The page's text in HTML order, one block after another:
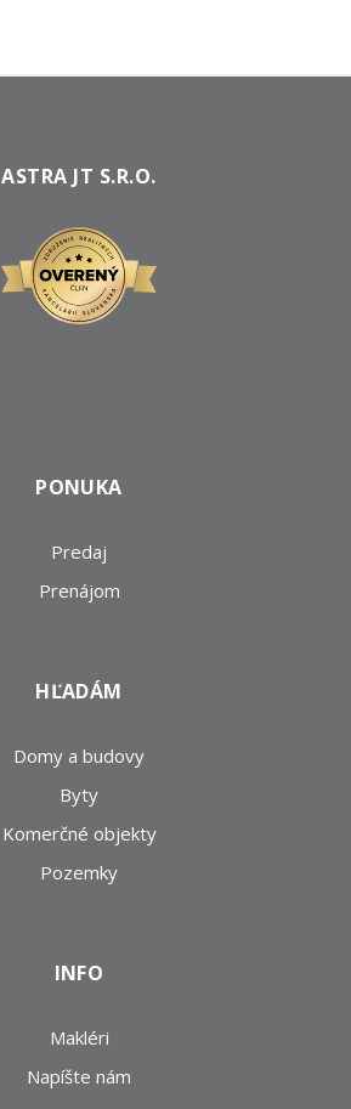
ASTRA JT S.R.O.
PONUKA
Predaj
Prenájom
HĽADÁM
Domy a budovy
Byty
Komerčné objekty
Pozemky
INFO
Makléri
Napíšte nám